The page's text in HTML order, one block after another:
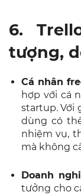
6.
tượng,
Cá nhân
hợp với cá
startup. Với
dùng có
nhiệm vụ,
mà không
Doanh
tưởng cho